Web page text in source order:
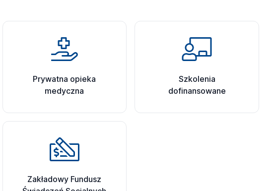
Prywatna opieka
medyczna
Szkolenia
dofinansowane
Zakładowy Fundusz